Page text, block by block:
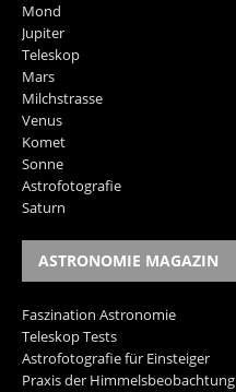
Mond
Jupiter
Teleskop
Mars
Milchstrasse
Venus
Komet
Sonne
Astrofotografie
Saturn
ASTRONOMIE MAGAZIN
Faszination Astronomie
Teleskop Tests
Astrofotografie für Einsteiger
Praxis der Himmelsbeobachtung